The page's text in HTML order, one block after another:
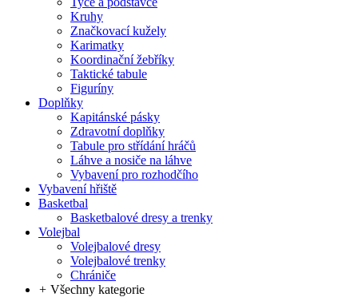
Kruhy
Značkovací kužely
Karimatky
Koordinační žebříky
Taktické tabule
Figuríny
Doplňky
Kapitánské pásky
Zdravotní doplňky
Tabule pro střídání hráčů
Láhve a nosiče na láhve
Vybavení pro rozhodčího
Vybavení hřiště
Basketbal
Basketbalové dresy a trenky
Volejbal
Volejbalové dresy
Volejbalové trenky
Chrániče
+ Všechny kategorie